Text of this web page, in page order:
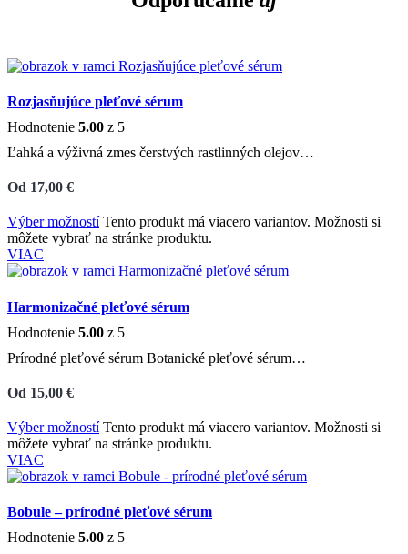
Rozjasňujúce pleťové sérum
Hodnotenie 5.00 z 5
Ľahká a výživná zmes čerstvých rastlinných olejov…
Od 17,00 €
Výber možností Tento produkt má viacero variantov. Možnosti si
môžete vybrať na stránke produktu.
VIAC
Harmonizačné pleťové sérum
Hodnotenie 5.00 z 5
Prírodné pleťové sérum Botanické pleťové sérum…
Od 15,00 €
Výber možností Tento produkt má viacero variantov. Možnosti si
môžete vybrať na stránke produktu.
VIAC
Bobule – prírodné pleťové sérum
Hodnotenie 5.00 z 5